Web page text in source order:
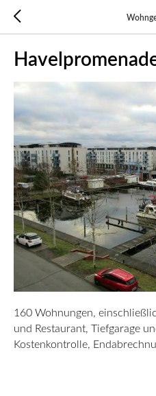
160 Wohnungen,
und Restaurant, Tiefgarage
Kostenkontrolle,